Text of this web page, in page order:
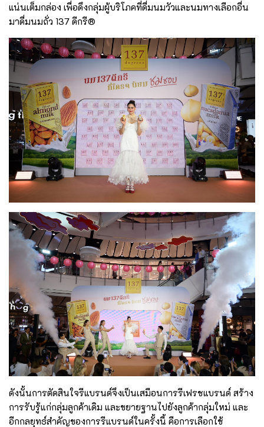
แน่นเต็มกล่อง เพื่อดึงกลุ่มผู้บริโภคที่ดื่มนมวัวและนมทางเลือกอื่น
มาดื่มนมถั่ว 137 ดีกรี®
ดังนั้นการตัดสินใจรีแบรนด์จึงเป็นเสมือนการรีเฟรชแบรนด์ สร้าง
การรับรู้แก่กลุ่มลูกค้าเดิม และขยายฐานไปยังลูกค้ากลุ่มใหม่ และ
อีกกลยุทธ์สำคัญของการรีแบรนด์ในครั้งนี้ คือการเลือกใช้